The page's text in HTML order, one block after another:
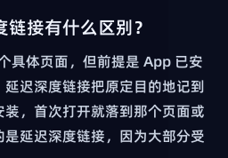
接有什么区别？
具体页面，但前提是 App 已安
迟深度链接把原定目的地记到
，首次打开就落到那个页面或
延迟深度链接，因为大部分受